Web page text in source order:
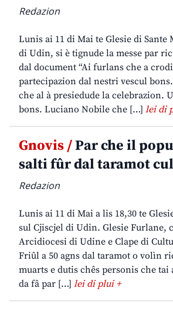
Redazion
Lunis ai 11 di Mai te Glesie di Sante
di Udin, si è tignude la messe par
dal document “Ai furlans che a
partecipazion dal nestri vescul
che al à presiedude la celebrazion.
bons. Luciano Nobile che […] lei di
Gnovis /Par che il
salti fûr dal taramot
Redazion
Lunis ai 11 di Mai a lis 18,30 te
sul Cjiscjel di Udin. Glesie Furlane,
Arcidiocesi di Udine e Clape di
Friûl a 50 agns dal taramot o volìn
muarts e dutis chês personis che tai
da fâ par […] lei di plui +